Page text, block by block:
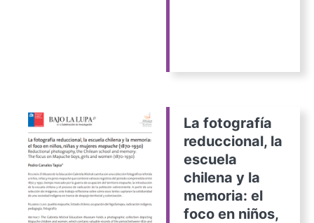
La fotografía
reduccional, la
escuela
chilena y la
memoria: el
foco en niños,